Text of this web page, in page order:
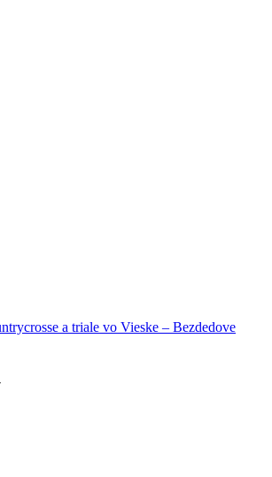
a triale vo Vieske – Bezdedove